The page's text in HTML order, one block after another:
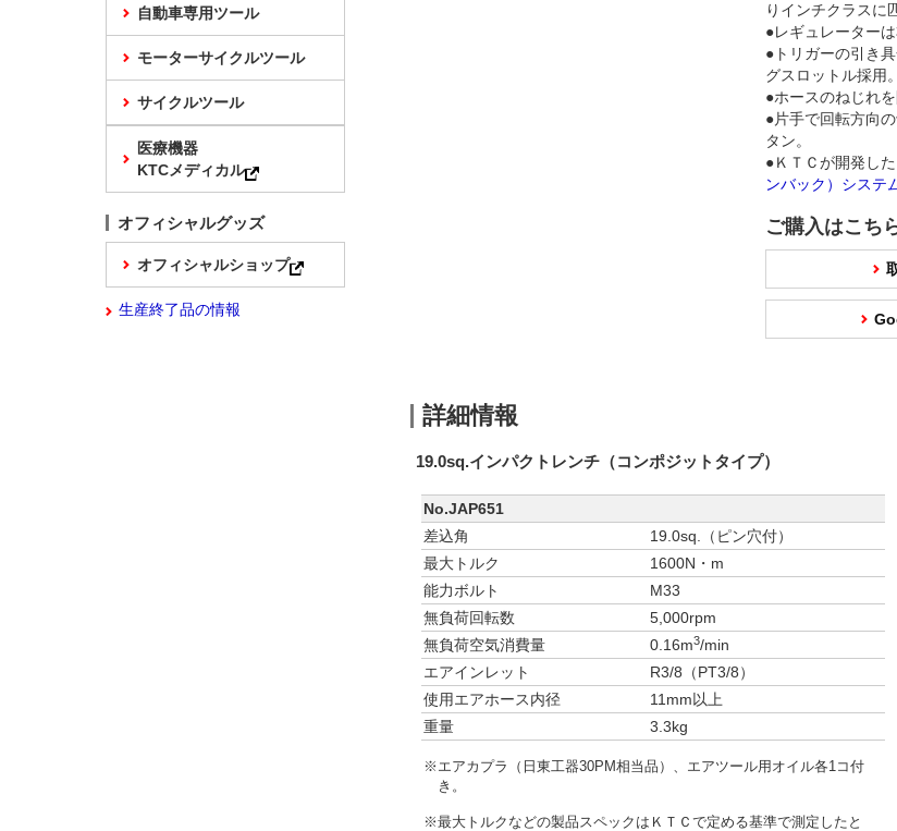
りインチクラスに
●レギュレーター
●トリガーの引き
グスロットル採用。
●ホースのねじれ
●片手で回転方向
タン。
●ＫＴＣが開発し
ンバック）システ
ご購入はこち
詳細情報
19.0sq.インパクトレンチ（コンポジットタイプ）
No.JAP651
差込角
19.0sq.（ピン穴付）
最大トルク
1600N・m
能力ボルト
M33
無負荷回転数
5,000rpm
無負荷空気消費量
0.16m3/min
エアインレット
R3/8（PT3/8）
使用エアホース内径
11mm以上
重量
3.3kg
※エアカプラ（日東工器30PM相当品）、エアツール用オイル各1コ付
き。
※最大トルクなどの製品スペックはＫＴＣで定める基準で測定したと
自動車専用ツール
モーターサイクルツール
サイクルツール
医療機器
KTCメディカル
オフィシャルグッズ
オフィシャルショップ
生産終了品の情報